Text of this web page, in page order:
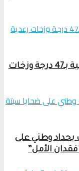
الأرصاد الجوية تحذر من موجة حر قياسية بـ47 درجة وزخات
بحداد وطني على
الأمل”